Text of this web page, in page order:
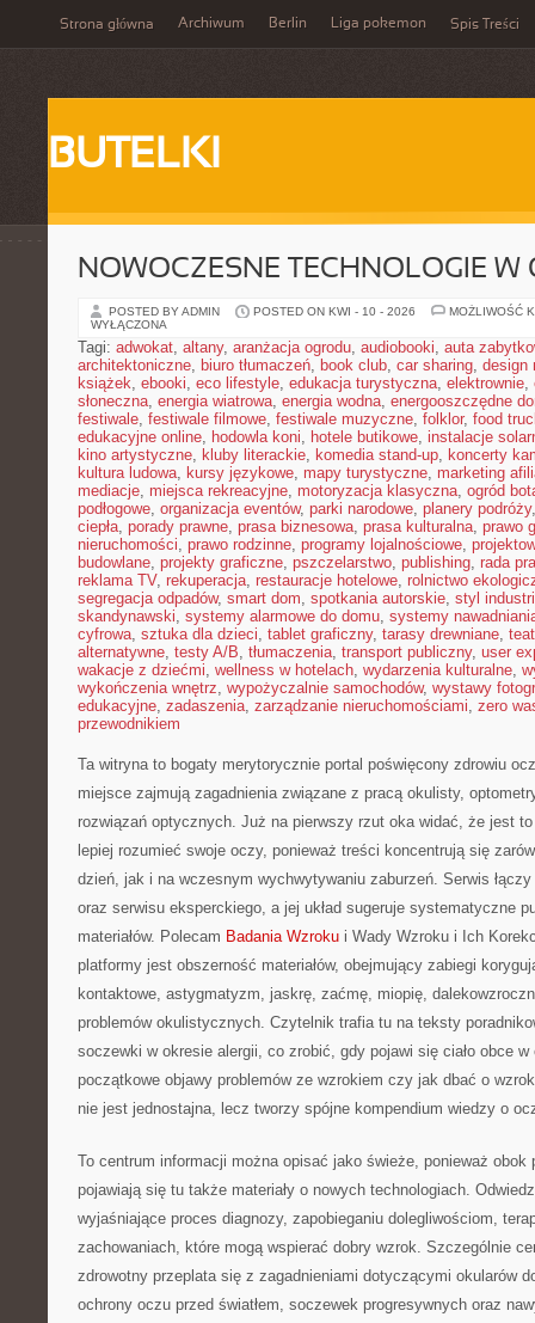
Strona główna Archiwum Berlin Liga pokemon Spis Treści
BUTELKI
NOWOCZESNE TECHNOLOGIE W
POSTED BY ADMIN POSTED ON KWI - 10 - 2026
MOŻLIWOŚĆ
WYŁĄCZONA
Tagi: adwokat, altany, aranżacja ogrodu, audiobooki, auta
architektoniczne, biuro tłumaczeń, book club, car sharing, design
książek, ebooki, eco lifestyle, edukacja turystyczna, elektrownie,
słoneczna, energia wiatrowa, energia wodna, energooszczędne
festiwale, festiwale filmowe, festiwale muzyczne, folklor, food
edukacyjne online, hodowla koni, hotele butikowe, instalacje
kino artystyczne, kluby literackie, komedia stand-up, koncerty
kultura ludowa, kursy językowe, mapy turystyczne, marketing
mediacje, miejsca rekreacyjne, motoryzacja klasyczna, ogród
podłogowe, organizacja eventów, parki narodowe, planery podróży
ciepła, porady prawne, prasa biznesowa, prasa kulturalna, prawo
nieruchomości, prawo rodzinne, programy lojalnościowe,
budowlane, projekty graficzne, pszczelarstwo, publishing, rada
reklama TV, rekuperacja, restauracje hotelowe, rolnictwo
segregacja odpadów, smart dom, spotkania autorskie, styl
skandynawski, systemy alarmowe do domu, systemy
cyfrowa, sztuka dla dzieci, tablet graficzny, tarasy drewniane,
alternatywne, testy A/B, tłumaczenia, transport publiczny, user
wakacje z dziećmi, wellness w hotelach, wydarzenia kulturalne,
wykończenia wnętrz, wypożyczalnie samochodów, wystawy
edukacyjne, zadaszenia, zarządzanie nieruchomościami, zero
przewodnikiem
Ta witryna to bogaty merytorycznie portal poświęcony zdrowiu
miejsce zajmują zagadnienia związane z pracą okulisty,
rozwiązań optycznych. Już na pierwszy rzut oka widać, że jest
lepiej rozumieć swoje oczy, ponieważ treści koncentrują się
dzień, jak i na wczesnym wychwytywaniu zaburzeń. Serwis
oraz serwisu eksperckiego, a jej układ sugeruje systematyczne
materiałów. Polecam Badania Wzroku i Wady Wzroku i Ich
platformy jest obszerność materiałów, obejmujący zabiegi
kontaktowe, astygmatyzm, jaskrę, zaćmę, miopię,
problemów okulistycznych. Czytelnik trafia tu na teksty
soczewki w okresie alergii, co zrobić, gdy pojawi się ciało obce
początkowe objawy problemów ze wzrokiem czy jak dbać o
nie jest jednostajna, lecz tworzy spójne kompendium wiedzy o
To centrum informacji można opisać jako świeże, ponieważ obok
pojawiają się tu także materiały o nowych technologiach.
wyjaśniające proces diagnozy, zapobieganiu dolegliwościom,
zachowaniach, które mogą wspierać dobry wzrok. Szczególnie
zdrowotny przeplata się z zagadnieniami dotyczącymi okularów
ochrony oczu przed światłem, soczewek progresywnych oraz